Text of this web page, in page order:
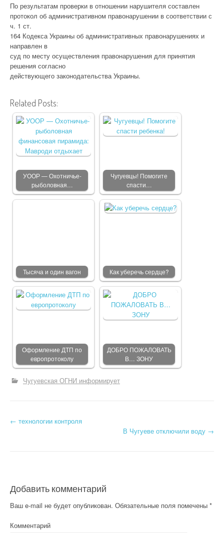
По результатам проверки в отношении нарушителя составлен
протокол об административном правонарушении в соответствии с
ч. 1 ст.
164 Кодекса Украины об административных правонарушениях и
направлен в
суд по месту осуществления правонарушения для принятия
решения согласно
действующего законодательства Украины.
Related Posts:
УООР — Охотничье-
рыболовная…
Чугуевцы! Помогите
спасти…
Тысяча и один вагон Как уберечь сердце?
Оформление ДТП по
европротоколу
ДОБРО ПОЖАЛОВАТЬ
В… ЗОНУ
Чугуевская ОГНИ информирует
Post navigation
← технологии контроля
В Чугуеве отключили воду →
Добавить комментарий
Ваш e-mail не будет опубликован. Обязательные поля помечены *
Комментарий